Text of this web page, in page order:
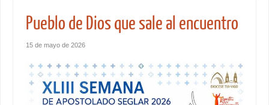
Pueblo de Dios que sale al encuentro
15 de mayo de 2026